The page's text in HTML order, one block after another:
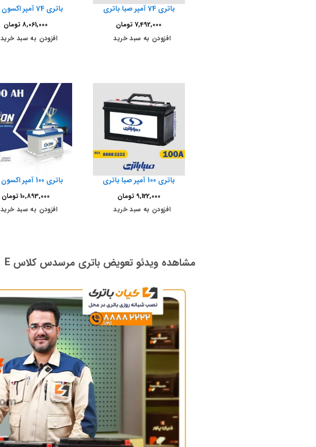
باتری 74 آمپر صبا باتری
7,492,000 تومان
افزودن به سبد خرید
باتری 74 آمپر اکسون صبا
8,061,000 تومان
افزودن به سبد خرید
باتری 100 آمپر صبا باتری
9,122,000 تومان
افزودن به سبد خرید
باتری 100 آمپر اکسون صبا
10,893,000 تومان
افزودن به سبد خرید
مشاهده ویدئو تعویض باتری مرسدس کلاس E